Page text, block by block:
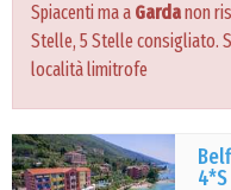
Spiacenti ma a Gardanon
Stelle, 5 Stelle consigliato.
località limitrofe
4*S